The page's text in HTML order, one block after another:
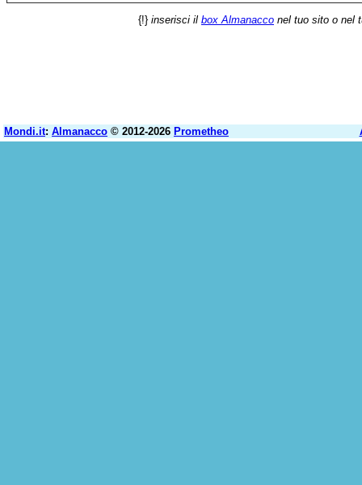
{!} inserisci il box Almanacco nel tuo sito o nel
Mondi.it: Almanacco © 2012-2026 Prometheo